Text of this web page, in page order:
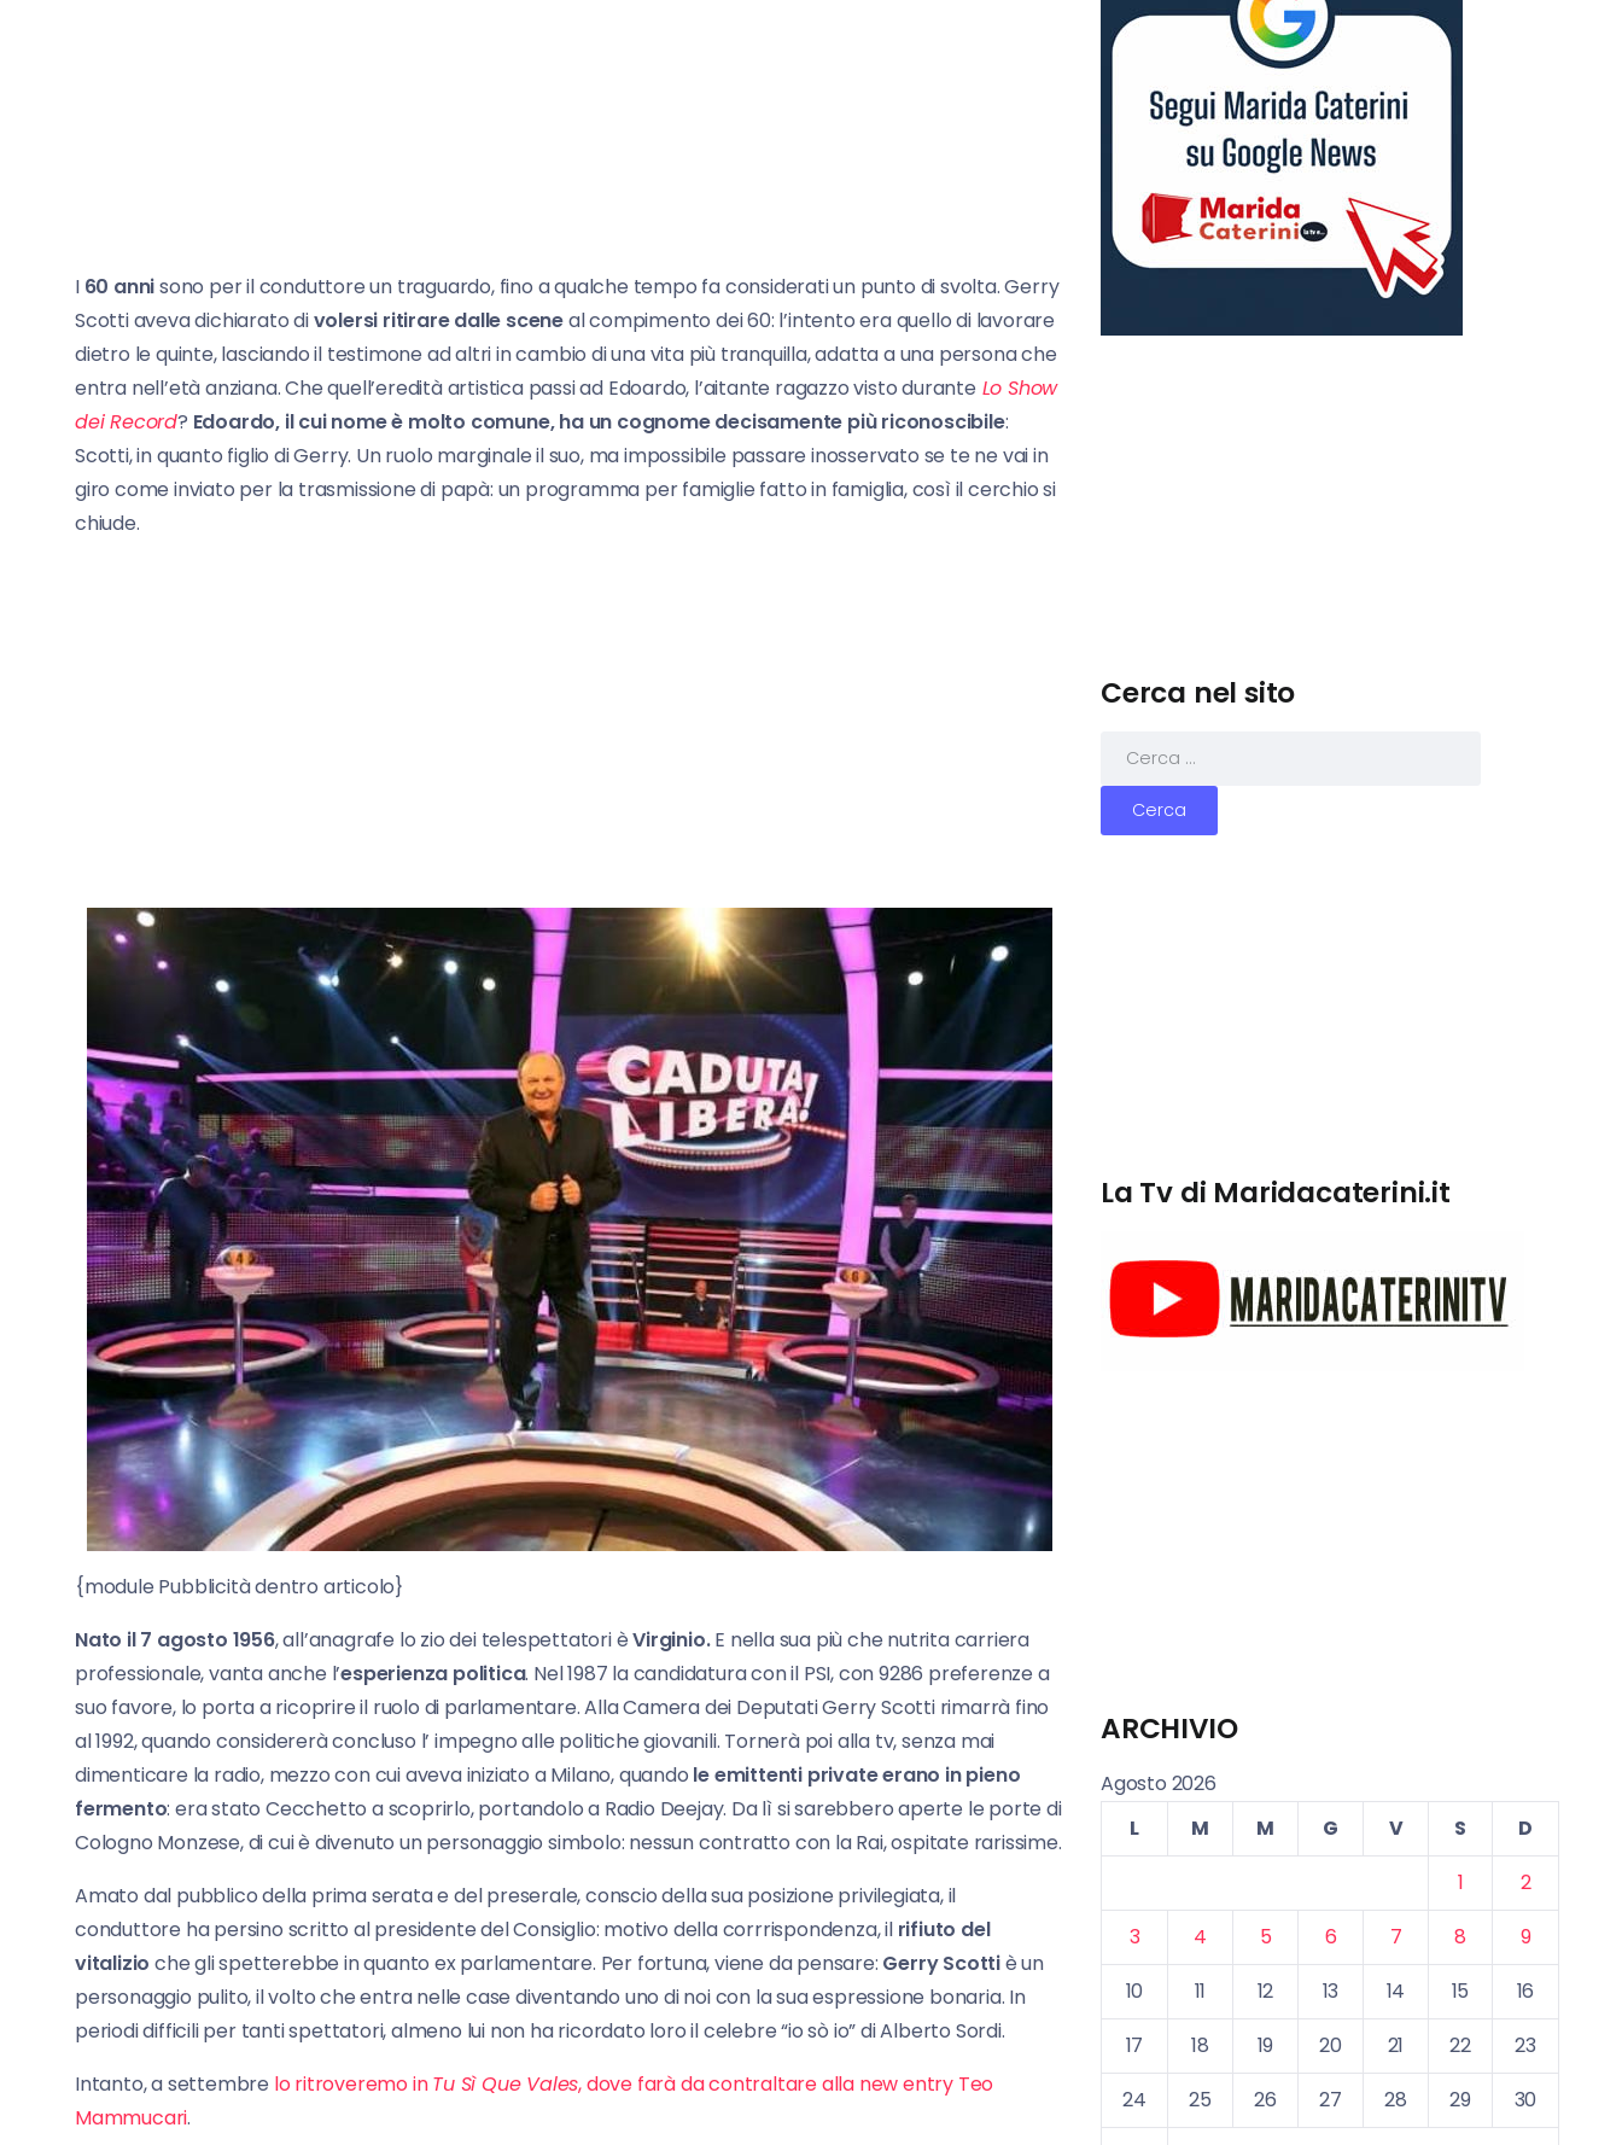
I 60 annisono per il conduttore un traguardo, fino a qualche tempo fa considerati un punto di svolta. Gerry
Scotti aveva dichiarato divolersi ritirare dalle sceneal compimento dei 60: l’intento era quello di lavorare
dietro le quinte, lasciando il testimone ad altri in cambio di una vita più tranquilla, adatta a una persona che
entra nell’età anziana. Che quell’eredità artistica passi ad Edoardo, l’aitante ragazzo visto durante Lo Show
dei Record? Edoardo, il cui nome è molto comune, ha un cognome decisamente più riconoscibile:
Scotti, in quanto figlio di Gerry. Un ruolo marginale il suo, ma impossibile passare inosservato se te ne vai in
giro come inviato per la trasmissione di papà: un programma per famiglie fatto in famiglia, così il cerchio si
chiude.
{module Pubblicità dentro articolo}
Nato il 7 agosto 1956, all’anagrafe lo zio dei telespettatori èVirginio.E nella sua più che nutrita carriera
professionale, vanta anche l’esperienza politica. Nel 1987 la candidatura con il PSI, con 9286 preferenze a
suo favore, lo porta a ricoprire il ruolo di parlamentare. Alla Camera dei Deputati Gerry Scotti rimarrà fino
al 1992, quando considererà concluso l’ impegno alle politiche giovanili. Tornerà poi alla tv, senza mai
dimenticare la radio, mezzo con cui aveva iniziato a Milano, quando le emittenti private erano in pieno
fermento: era stato Cecchetto a scoprirlo, portandolo a Radio Deejay. Da lì si sarebbero aperte le porte di
Cologno Monzese, di cui è divenuto un personaggio simbolo: nessun contratto con la Rai, ospitate rarissime.
Amato dal pubblico della prima serata e del preserale, conscio della sua posizione privilegiata, il
conduttore ha persino scritto al presidente del Consiglio: motivo della corrrispondenza, il rifiuto del
vitalizio che gli spetterebbe in quanto ex parlamentare. Per fortuna, viene da pensare: Gerry Scottiè un
personaggio pulito, il volto che entra nelle case diventando uno di noi con la sua espressione bonaria. In
periodi difficili per tanti spettatori, almeno lui non ha ricordato loro il celebre “io sò io” di Alberto Sordi.
Intanto, a settembre lo ritroveremo inTu Sì Que Vales, dove farà da contraltare alla new entry Teo
Mammucari.
Cerca nel sito
La Tv di Maridacaterini.it
ARCHIVIO
Agosto 2026
L
M M G V S
D
1
2
3
4 5 6 7 8
9
10
11 12 13 14 15
16
17
18 19 20 21 22
23
24
25 26 27 28 29
30